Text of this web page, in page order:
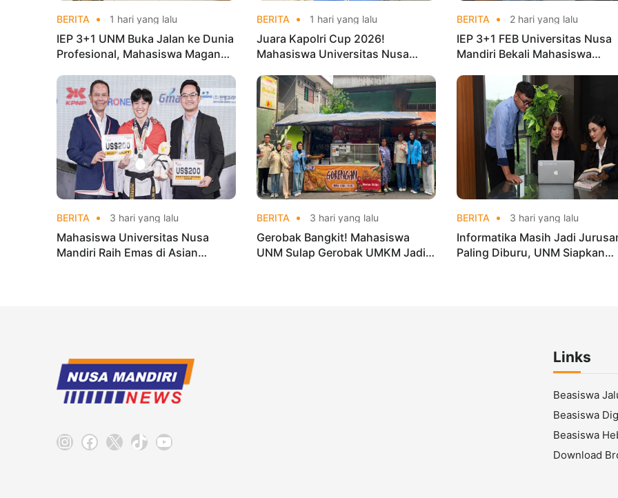
BERITA 1 hari yang lalu
IEP 3+1 UNM Buka Jalan ke Dunia
Profesional, Mahasiswa Magang
BERITA 1 hari yang lalu
Juara Kapolri Cup 2026!
Mahasiswa Universitas Nusa
di Kejurnas Taekwondo
BERITA 2 hari yang lalu
IEP 3+1 FEB Universitas Nusa
Mandiri Bekali Mahasiswa
BERITA 3 hari yang lalu
Mahasiswa Universitas Nusa
Mandiri Raih Emas di Asian
BERITA 3 hari yang lalu
Gerobak Bangkit! Mahasiswa
UNM Sulap Gerobak UMKM Jadi
BERITA 3 hari yang lalu
Informatika Masih Jadi
Paling Diburu, UNM Siapkan
Instagram
Facebook
X TikTokYouTube
Links
Beasiswa
Beasiswa
Beasiswa
Download